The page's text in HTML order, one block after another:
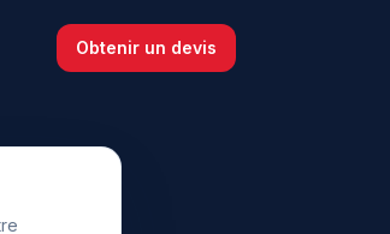
Obtenir un devis